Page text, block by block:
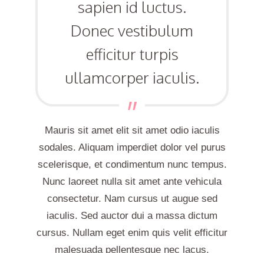
sapien id luctus.
Donec vestibulum
efficitur turpis
ullamcorper iaculis.
Mauris sit amet elit sit amet odio iaculis
sodales. Aliquam imperdiet dolor vel purus
scelerisque, et condimentum nunc tempus.
Nunc laoreet nulla sit amet ante vehicula
consectetur. Nam cursus ut augue sed
iaculis. Sed auctor dui a massa dictum
cursus. Nullam eget enim quis velit efficitur
malesuada pellentesque nec lacus.